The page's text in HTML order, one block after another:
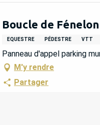
Boucle de Fénelon
EQUESTRE PÉDESTRE VTT
Panneau d'appel parking
M'y rendre
Partager